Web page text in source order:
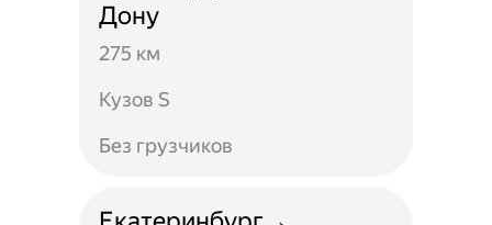
Дону
275 км
Кузов S
Без грузчиков